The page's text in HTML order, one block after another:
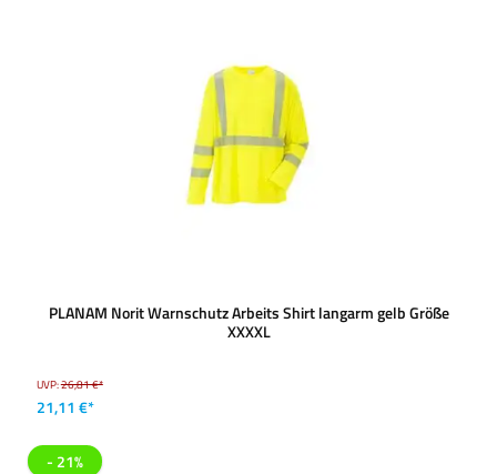
PLANAM Norit Warnschutz Arbeits Shirt langarm gelb Größe
XXXXL
UVP:26,81 €*
21,11 €*
- 21%